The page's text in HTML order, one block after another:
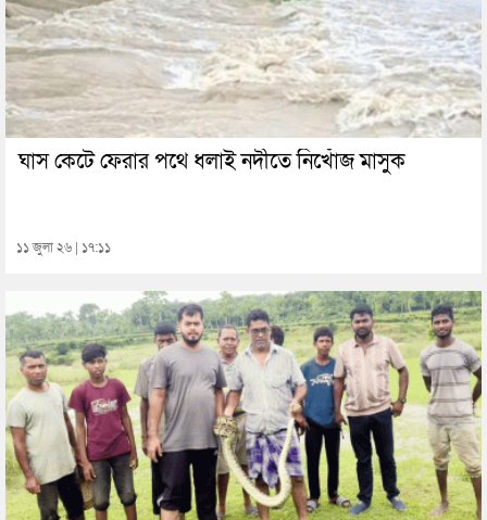
ঘাস কেটে ফেরার পথে ধলাই নদীতে নিখোঁজ মাসুক
১১ জুলা ২৬ | ১৭:১১